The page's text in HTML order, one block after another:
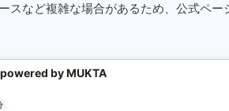
スなど複雑な場合があるため、公式ペ
powered by MUKTA